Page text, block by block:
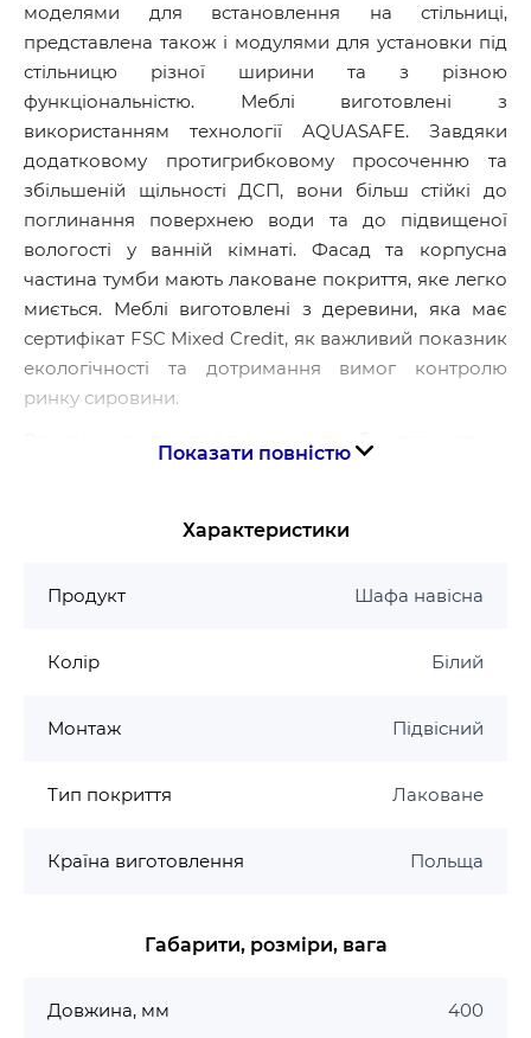
моделями для встановлення на стільниці,
представлена також і модулями для установки під
стільницю різної ширини та з різною
функціональністю. Меблі виготовлені з
використанням технології AQUASAFE. Завдяки
додатковому протигрибковому просоченню та
збільшеній щільності ДСП, вони більш стійкі до
поглинання поверхнею води та до підвищеної
вологості у ванній кімнаті. Фасад та корпусна
частина тумби мають лаковане покриття, яке легко
миється. Меблі виготовлені з деревини, яка має
сертифікат FSC Mixed Credit, як важливий показник
екологічності та дотримання вимог контролю
ринку сировини.
Важливо звернути увагу, що тумби продаються
ручки в трьох кольорах: чорний, срібло та золото.
Вага нетто - 13,8 кг
Колір - білий
Матеріал корпуса - ДСП
плавного зачинення Soft Close
установки на підлогу
Гарантія на шафу S932-087:
Показати повністю
Характеристики
Продукт Шафа навісна
Колір Білий
Монтаж Підвісний
Тип покриття Лаковане
Країна виготовлення Польща
Габарити, розміри, вага
Довжина, мм 400